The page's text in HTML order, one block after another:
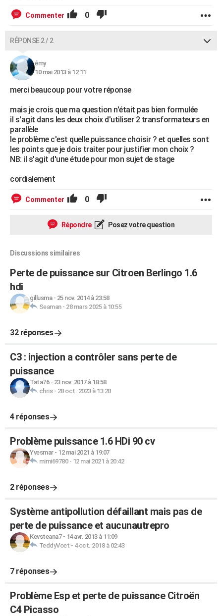
Commenter 0
RÉPONSE 2 / 2
émy
10 mai 2013 à 12:11
merci beaucoup pour votre réponse
mais je crois que ma question n'était pas bien formulée
il s'agit dans les deux choix d'utiliser 2 transformateurs en
parallèle
le problème c'est quelle puissance choisir ? et quelles sont
les points que je dois traiter pour justifier mon choix ?
NB: il s'agit d'une étude pour mon sujet de stage
cordialement
Commenter 0
Répondre Posez votre question
Discussions similaires
Perte de puissance sur Citroen Berlingo 1.6
hdi
gillusma- 25 nov. 2014 à 23:58
Seaman- 28 mars 2025 à 10:55
32 réponses
C3 : injection a contrôler sans perte de
puissance
Tata76- 23 nov. 2017 à 18:58
chris- 28 oct. 2023 à 13:28
4 réponses
Problème puissance 1.6 HDi 90 cv
Yvesmar- 12 mai 2021 à 19:07
mimi69780- 12 mai 2021 à 20:42
2 réponses
Système antipollution défaillant mais pas de
perte de puissance et aucunautrepro
Kevsteana7- 14 avr. 2013 à 11:09
TeddyVoet - 4 oct. 2018 à 02:43
7 réponses
Problème Esp et perte de puissance Citroën
C4 Picasso